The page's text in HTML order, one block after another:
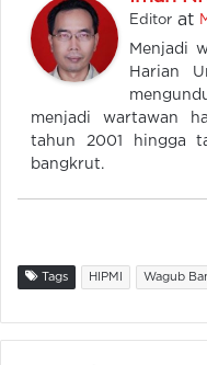
Editor at
Menjadi
Harian
menjadi wartawan
tahun 2001 hingga
bangkrut.
Tags HIPMI Wagub